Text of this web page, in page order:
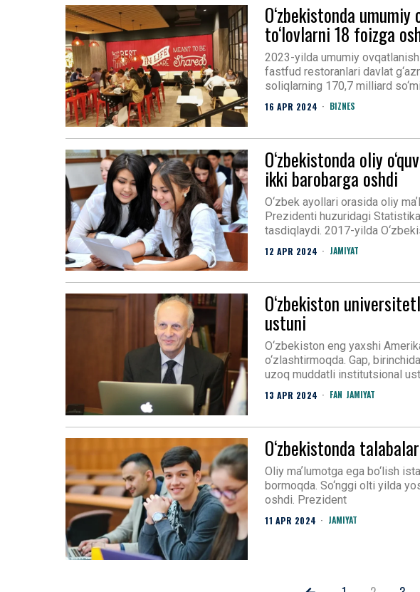
O‘zbekistonda
to‘lovlarni 18 foizga
2023-yilda umumiy
fastfud restoranlari davlat
soliqlarning 170,7 milliard
16 APR 2024 BIZNES
O‘zbekistonda oliy
ikki barobarga oshdi
O‘zbek ayollari orasida oliy
Prezidenti huzuridagi
tasdiqlaydi. 2017-yilda
12 APR 2024 JAMIYAT
O‘zbekiston
ustuni
O‘zbekiston eng yaxshi
o‘zlashtirmoqda. Gap,
uzoq muddatli institutsional
13 APR 2024 FAN JAMIYAT
O‘zbekistonda
Oliy maʼlumotga ega bo‘lish
bormoqda. So‘nggi olti yilda
oshdi. Prezident
11 APR 2024 JAMIYAT